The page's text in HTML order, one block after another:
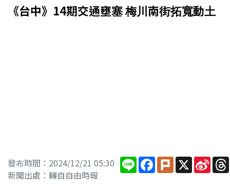
《台中》14期交通壅塞 梅川南街拓寬動土
發布時間：2024/12/21 05:30
新聞出處：轉自自由時報
Line Facebook
PlurkX Sina